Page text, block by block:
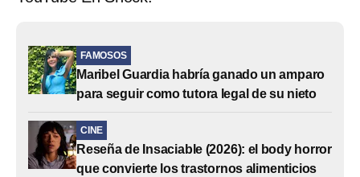
FAMOSOS
Maribel Guardia habría ganado un amparo
para seguir como tutora legal de su nieto
CINE
Reseña de Insaciable (2026): el body horror
que convierte los trastornos alimenticios